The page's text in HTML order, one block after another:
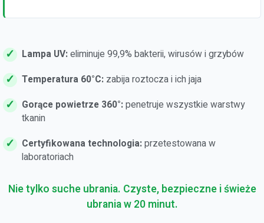
Lampa UV:eliminuje 99,9% bakterii, wirusów i grzybów
Temperatura 60°C: zabija roztocza i ich jaja
Gorące powietrze 360°:penetruje wszystkie warstwy
tkanin
Certyfikowana technologia:przetestowana w
laboratoriach
Nie tylko suche ubrania. Czyste, bezpieczne i świeże
ubrania w 20 minut.